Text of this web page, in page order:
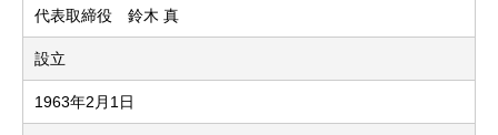
代表取締役 鈴木 真
設立
1963年2月1日